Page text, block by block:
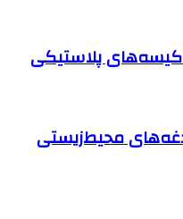
کیسه‌های پلاستیکی
محیط‌زیستی